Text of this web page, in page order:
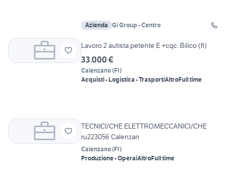
Azienda Gi Group - Centro
Lavoro 2 autista petente E +cqc. Bilico (fi)
33.000 €
Calenzano(FI)
Acquisti - Logistica - TrasportiAltroFull time
TECNICI/CHE ELETTROMECCANICI/CHE
ru223056 Calenzan
Calenzano(FI)
Produzione - OperaiAltroFull time